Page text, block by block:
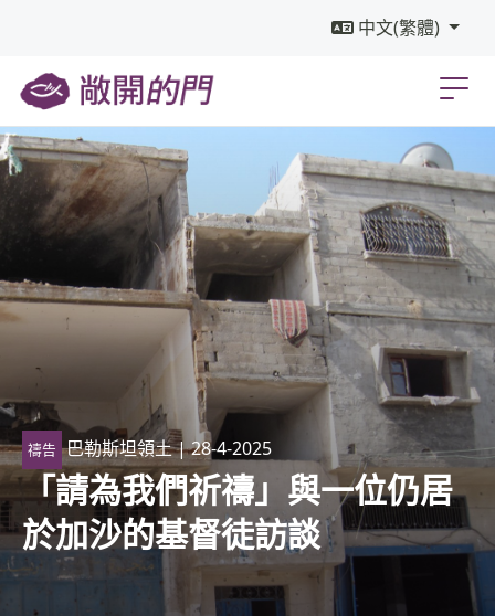
中文(繁體)
禱告 巴勒斯坦領土| 28-4-2025
「請為我們祈禱」與一位仍居
於加沙的基督徒訪談